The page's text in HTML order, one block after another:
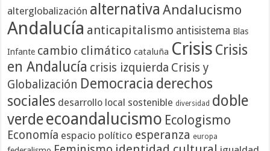
alterglobalización alternativa Andalucismo
Andalucía anticapitalismo antisistema Blas
Infante cambio climático cataluña Crisis Crisis
en Andalucía crisis izquierda Crisis y
Globalización Democracia derechos
sociales desarrollo local sostenible diversidad doble
verdeecoandalucismo Ecologismo
Economía espacio político esperanza europa